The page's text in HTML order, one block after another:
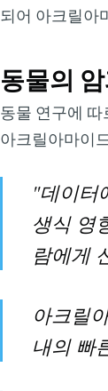
되어 아크릴아
동물의
동물 연구에
아크릴아마이
"데이터
생식 영
람에게
아크릴
내의 빠